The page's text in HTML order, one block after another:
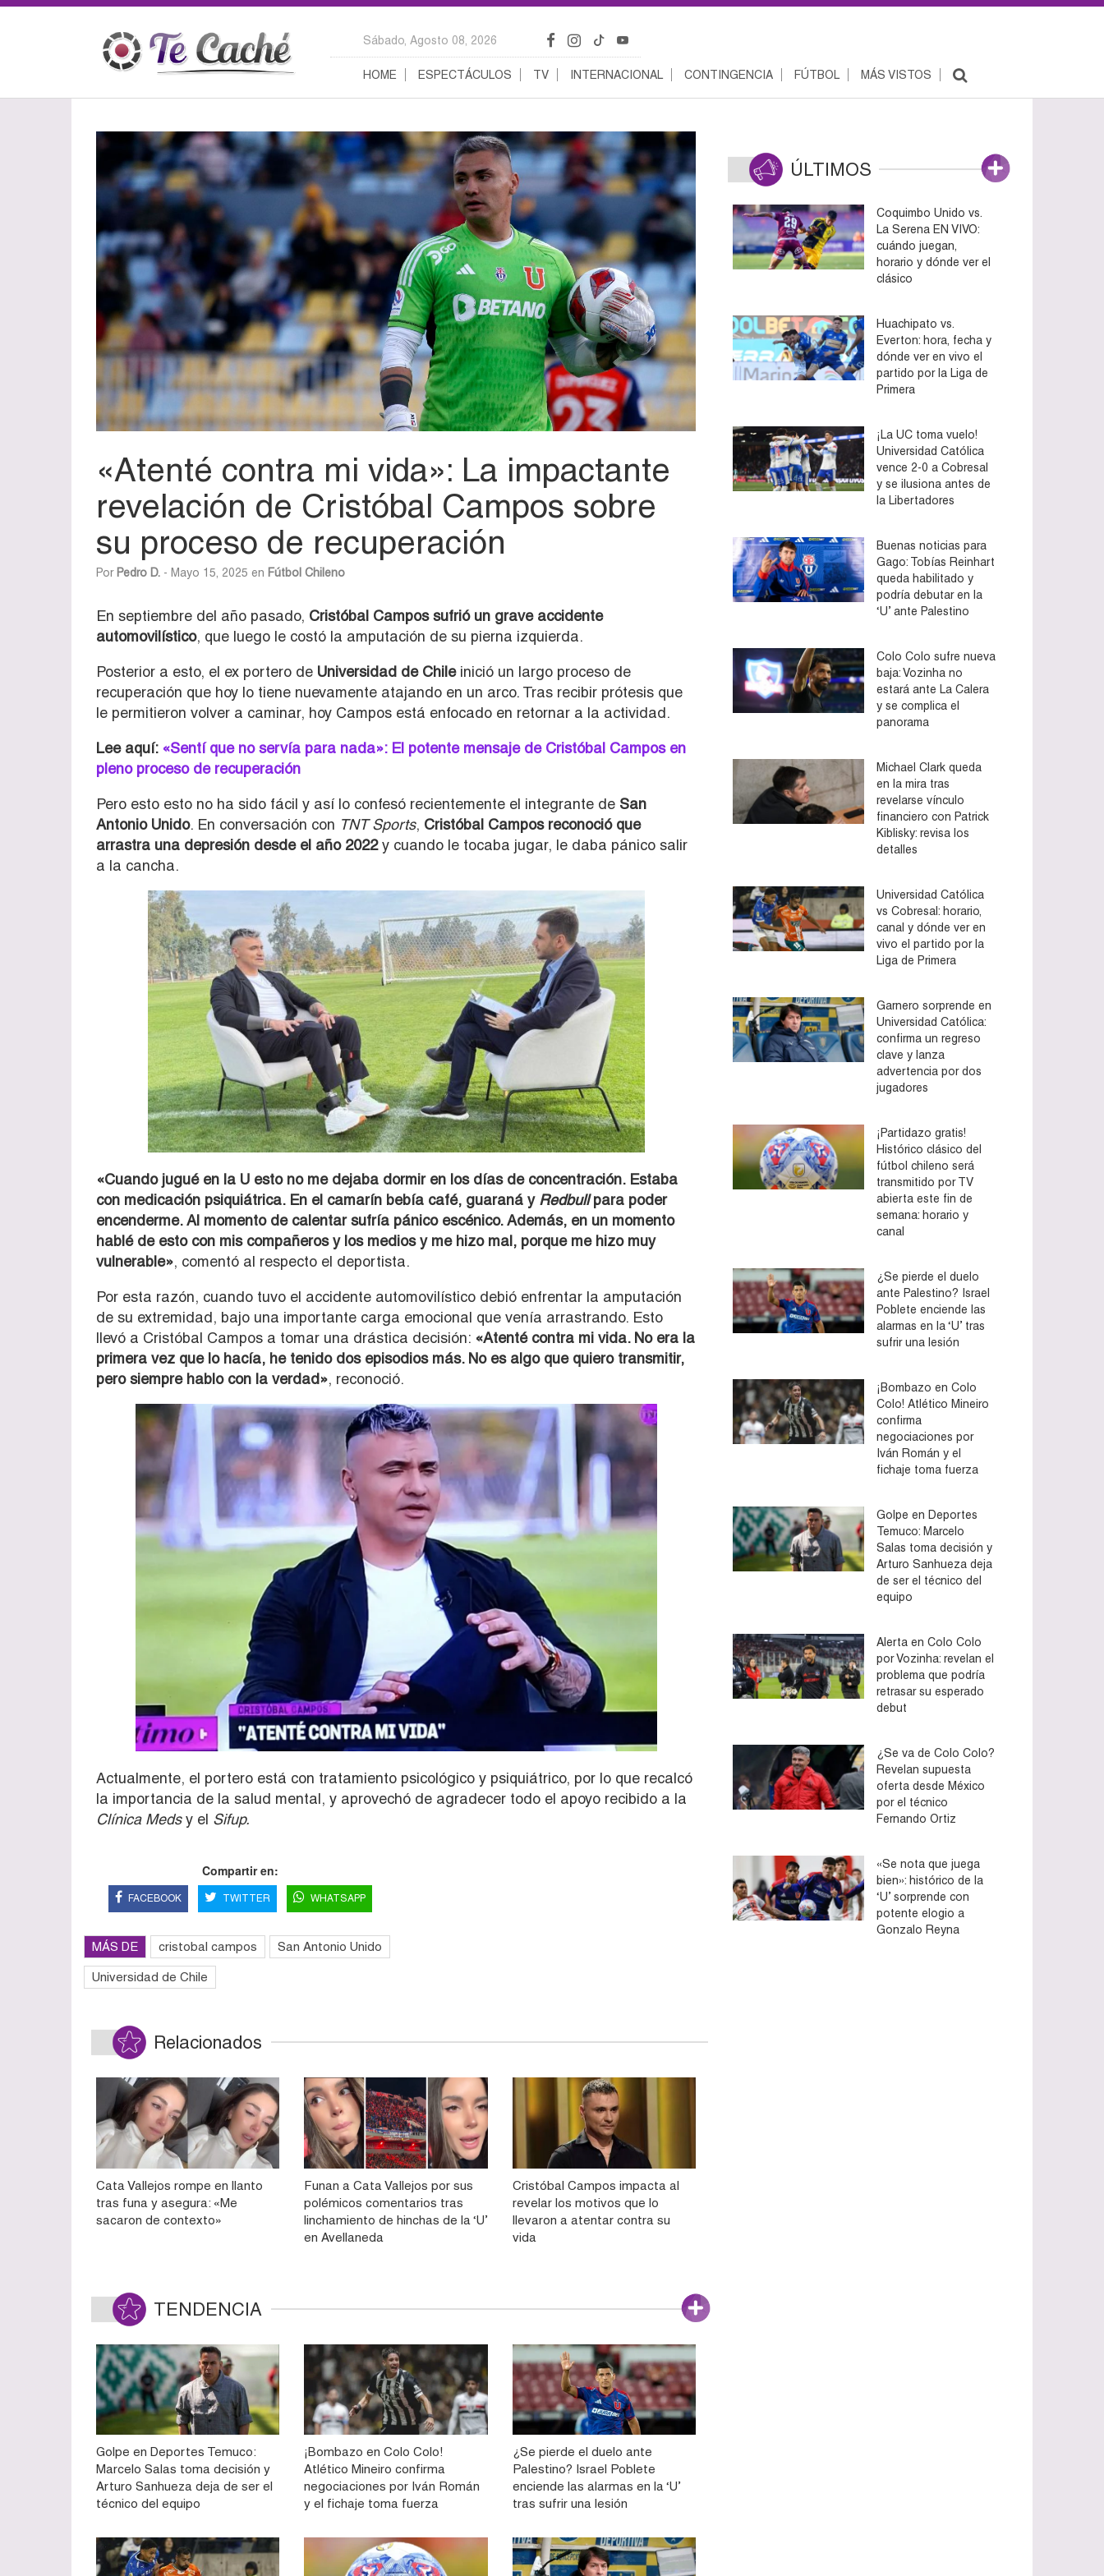
Sábado, Agosto 08, 2026
HOME ESPECTÁCULOS TV INTERNACIONAL CONTINGENCIA FÚTBOL MÁS VISTOS
«Atenté contra mi vida»: La impactante
revelación de Cristóbal Campos sobre
su proceso de recuperación
Por Pedro D. - Mayo 15, 2025 en Fútbol Chileno
En septiembre del año pasado, Cristóbal Campos sufrió un grave accidente
automovilístico, que luego le costó la amputación de su pierna izquierda.
Posterior a esto, el ex portero de Universidad de Chileinició un largo proceso de
recuperación que hoy lo tiene nuevamente atajando en un arco. Tras recibir prótesis que
le permitieron volver a caminar, hoy Campos está enfocado en retornar a la actividad.
Lee aquí: «Sentí que no servía para nada»: El potente mensaje de Cristóbal Campos en
pleno proceso de recuperación
Pero esto esto no ha sido fácil y así lo confesó recientemente el integrante de San
Antonio Unido. En conversación con TNT Sports, Cristóbal Campos reconoció que
arrastra una depresión desde el año 2022y cuando le tocaba jugar, le daba pánico salir
a la cancha.
«Cuando jugué en la U esto no me dejaba dormir en los días de concentración. Estaba
con medicación psiquiátrica. En el camarín bebía café, guaraná y Redbullpara poder
encenderme. Al momento de calentar sufría pánico escénico. Además, en un momento
hablé de esto con mis compañeros y los medios y me hizo mal, porque me hizo muy
vulnerable», comentó al respecto el deportista.
Por esta razón, cuando tuvo el accidente automovilístico debió enfrentar la amputación
de su extremidad, bajo una importante carga emocional que venía arrastrando. Esto
llevó a Cristóbal Campos a tomar una drástica decisión: «Atenté contra mi vida. No era la
primera vez que lo hacía, he tenido dos episodios más. No es algo que quiero transmitir,
pero siempre hablo con la verdad», reconoció.
Actualmente, el portero está con tratamiento psicológico y psiquiátrico, por lo que recalcó
la importancia de la salud mental, y aprovechó de agradecer todo el apoyo recibido a la
Clínica Medsy el Sifup.
Compartir en:
FACEBOOK TWITTER WHATSAPP
MÁS DE cristobal campos San Antonio Unido
Universidad de Chile
Relacionados
Cata Vallejos rompe en llanto
tras funa y asegura: «Me
sacaron de contexto»
Funan a Cata Vallejos por sus
polémicos comentarios tras
linchamiento de hinchas de la ‘U’
en Avellaneda
Cristóbal Campos impacta al
revelar los motivos que lo
llevaron a atentar contra su
vida
TENDENCIA
Golpe en Deportes Temuco:
Marcelo Salas toma decisión y
Arturo Sanhueza deja de ser el
técnico del equipo
¡Bombazo en Colo Colo!
Atlético Mineiro confirma
negociaciones por Iván Román
y el fichaje toma fuerza
¿Se pierde el duelo ante
Palestino? Israel Poblete
enciende las alarmas en la ‘U’
tras sufrir una lesión
ÚLTIMOS
Coquimbo Unido vs.
La Serena EN VIVO:
cuándo juegan,
horario y dónde ver el
clásico
Huachipato vs.
Everton: hora, fecha y
dónde ver en vivo el
partido por la Liga de
Primera
¡La UC toma vuelo!
Universidad Católica
vence 2-0 a Cobresal
y se ilusiona antes de
la Libertadores
Buenas noticias para
Gago: Tobías Reinhart
queda habilitado y
podría debutar en la
‘U’ ante Palestino
Colo Colo sufre nueva
baja: Vozinha no
estará ante La Calera
y se complica el
panorama
Michael Clark queda
en la mira tras
revelarse vínculo
financiero con Patrick
Kiblisky: revisa los
detalles
Universidad Católica
vs Cobresal: horario,
canal y dónde ver en
vivo el partido por la
Liga de Primera
Garnero sorprende en
Universidad Católica:
confirma un regreso
clave y lanza
advertencia por dos
jugadores
¡Partidazo gratis!
Histórico clásico del
fútbol chileno será
transmitido por TV
abierta este fin de
semana: horario y
canal
¿Se pierde el duelo
ante Palestino? Israel
Poblete enciende las
alarmas en la ‘U’ tras
sufrir una lesión
¡Bombazo en Colo
Colo! Atlético Mineiro
confirma
negociaciones por
Iván Román y el
fichaje toma fuerza
Golpe en Deportes
Temuco: Marcelo
Salas toma decisión y
Arturo Sanhueza deja
de ser el técnico del
equipo
Alerta en Colo Colo
por Vozinha: revelan el
problema que podría
retrasar su esperado
debut
¿Se va de Colo Colo?
Revelan supuesta
oferta desde México
por el técnico
Fernando Ortiz
«Se nota que juega
bien»: histórico de la
‘U’ sorprende con
potente elogio a
Gonzalo Reyna